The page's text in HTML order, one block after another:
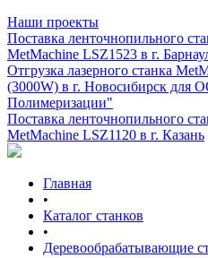
Наши проекты
Поставка ленточнопильного
MetMachine LSZ1523 в г.
Отгрузка лазерного станка
(3000W) в г. Новосибирск для
Полимеризации"
Поставка ленточнопильного
MetMachine LSZ1120 в г. Казань
Главная
•
Каталог станков
•
Деревообрабатывающие